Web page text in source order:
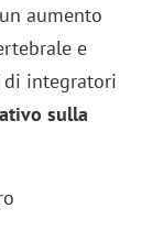
aumento
e
di integratori
sulla